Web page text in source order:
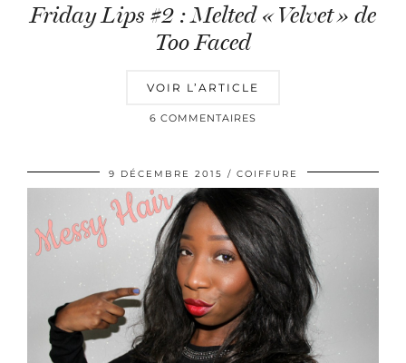
Friday Lips #2 : Melted « Velvet » de
Too Faced
VOIR L’ARTICLE
6 COMMENTAIRES
9 DÉCEMBRE 2015 COIFFURE